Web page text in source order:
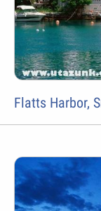
Flatts Harbor,